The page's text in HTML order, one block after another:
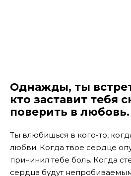
Однажды, ты
кто заставит тебя
поверить в любовь.
Ты влюбишься в кого-то,
любви. Когда твое сердце
причинил тебе боль. Когда
сердца будут